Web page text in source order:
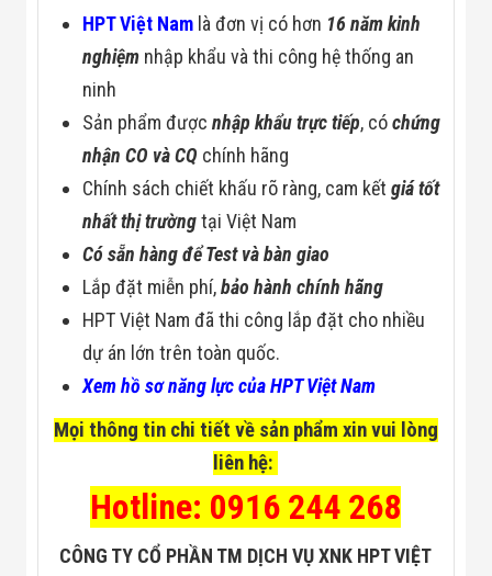
HPT Việt Nam là đơn vị có hơn 16 năm kinh
nghiệm nhập khẩu và thi công hệ thống an
ninh
Sản phẩm đượcnhập khẩu trực tiếp, cóchứng
nhận CO và CQ chính hãng
Chính sách chiết khấu rõ ràng, cam kếtgiá tốt
nhất thị trườngtại Việt Nam
Có sẵn hàng để Test và bàn giao
Lắp đặt miễn phí,bảo hành chính hãng
HPT Việt Nam đã thi công lắp đặt cho nhiều
dự án lớn trên toàn quốc.
Xem hồ sơ năng lực của HPT Việt Nam
Mọi thông tin chi tiết về sản phẩm xin vui lòng
liên hệ:
Hotline: 0916 244 268
CÔNG TY CỔ PHẦN TM DỊCH VỤ XNK HPT VIỆT